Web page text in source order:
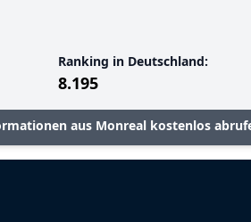
Ranking in Deutschland:
8.195
aus Monreal kostenlos